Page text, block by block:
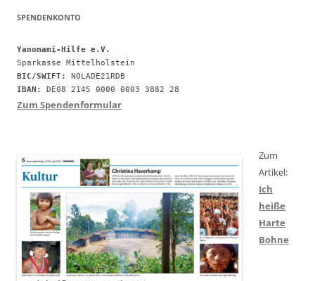
SPENDENKONTO
Yanomami-Hilfe e.V.
BIC/SWIFT:
IBAN:
DE08 2145 0000 0003 3882 28
Zum Spendenformular
Zum
Artikel:
Ich
heiße
Harte
Bohne